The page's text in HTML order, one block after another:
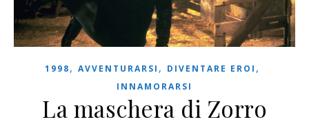
1998, AVVENTURARSI , DIVENTARE EROI ,
INNAMORARSI
La maschera di Zorro